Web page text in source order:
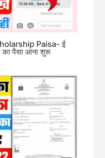
Paisa- ई
का पैसा आना शुरू